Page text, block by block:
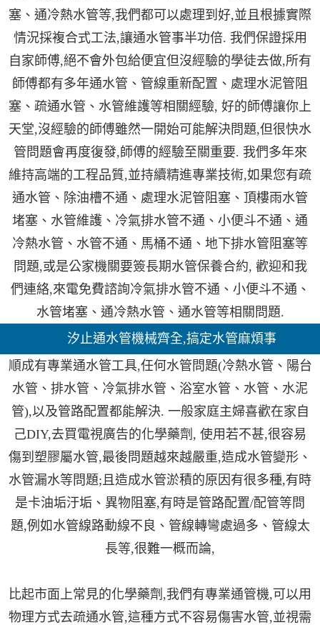
塞、通冷熱水管等,我們都可以處理到好,並且根據實際
情況採複合式工法,讓通水管事半功倍. 我們保證採用
自家師傅,絕不會外包給便宜但沒經驗的學徒去做,所有
師傅都有多年通水管、管線重新配置、處理水泥管阻
塞、疏通水管、水管維護等相關經驗, 好的師傅讓你上
天堂,沒經驗的師傅雖然一開始可能解決問題,但很快水
管問題會再度復發,師傅的經驗至關重要. 我們多年來
維持高端的工程品質,並持續精進專業技術,如果您有疏
通水管、除油槽不通、處理水泥管阻塞、頂樓雨水管
堵塞、水管維護、冷氣排水管不通、小便斗不通、通
冷熱水管、水管不通、馬桶不通、地下排水管阻塞等
問題,或是公家機關要簽長期水管保養合約, 歡迎和我
們連絡,來電免費諮詢冷氣排水管不通、小便斗不通、
水管堵塞、通冷熱水管、通水管等相關問題.
汐止通水管機械齊全,搞定水管麻煩事
順成有專業通水管工具,任何水管問題(冷熱水管、陽台
水管、排水管、冷氣排水管、浴室水管、水管、水泥
管),以及管路配置都能解決. 一般家庭主婦喜歡在家自
己DIY,去買電視廣告的化學藥劑, 使用若不甚,很容易
傷到塑膠屬水管,最後問題越來越嚴重,造成水管變形、
水管漏水等問題;且造成水管淤積的原因有很多種,有時
是卡油垢汙垢、異物阻塞,有時是管路配置/配管等問
題,例如水管線路動線不良、管線轉彎處過多、管線太
長等,很難一概而論,
比起市面上常見的化學藥劑,我們有專業通管機,可以用
物理方式去疏通水管,這種方式不容易傷害水管,並視需